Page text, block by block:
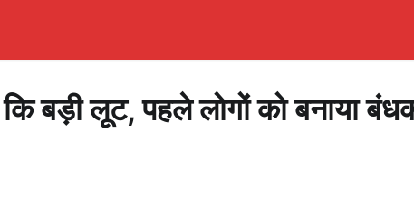
बड़ी लूट, पहले लोगों को बनाया